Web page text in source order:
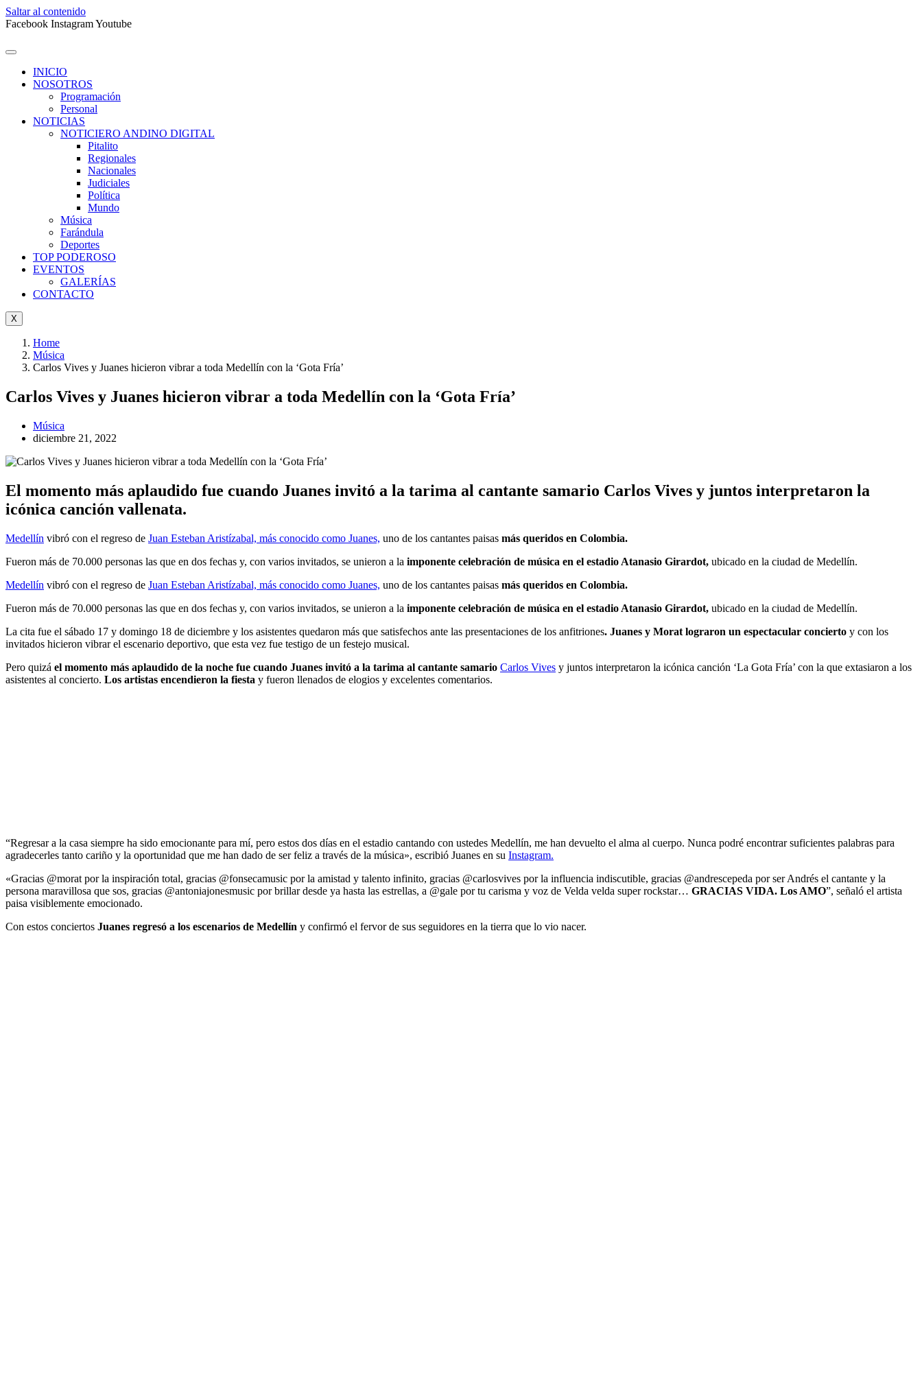
Saltar al contenido
Facebook InstagramYoutube
INICIO
NOSOTROS
Programación
Personal
NOTICIAS
NOTICIERO ANDINO DIGITAL
Pitalito
Regionales
Nacionales
Judiciales
Política
Mundo
Música
Farándula
Deportes
TOP PODEROSO
EVENTOS
GALERÍAS
CONTACTO
X
Home
Música
Carlos Vives y Juanes hicieron vibrar a toda Medellín con la ‘Gota Fría’
Carlos Vives y Juanes hicieron vibrar a toda Medellín con la ‘Gota Fría’
Música
diciembre 21, 2022
El momento más aplaudido fue cuando Juanes invitó a la tarima al cantante samario Carlos Vives y juntos interpretaron la
icónica canción vallenata.
Medellín vibró con el regreso de Juan Esteban Aristízabal, más conocido como Juanes, uno de los cantantes paisas más queridos en Colombia.
Fueron más de 70.000 personas las que en dos fechas y, con varios invitados, se unieron a la imponente celebración de música en el estadio Atanasio Girardot, ubicado en la ciudad de Medellín.
Medellín vibró con el regreso de Juan Esteban Aristízabal, más conocido como Juanes, uno de los cantantes paisas más queridos en Colombia.
Fueron más de 70.000 personas las que en dos fechas y, con varios invitados, se unieron a la imponente celebración de música en el estadio Atanasio Girardot, ubicado en la ciudad de Medellín.
La cita fue el sábado 17 y domingo 18 de diciembre y los asistentes quedaron más que satisfechos ante las presentaciones de los anfitriones. Juanes y Morat lograron un espectacular concierto y con los
invitados hicieron vibrar el escenario deportivo, que esta vez fue testigo de un festejo musical.
Pero quizá el momento más aplaudido de la noche fue cuando Juanes invitó a la tarima al cantante samario Carlos Vives y juntos interpretaron la icónica canción ‘La Gota Fría’ con la que extasiaron a los
asistentes al concierto. Los artistas encendieron la fiesta y fueron llenados de elogios y excelentes comentarios.
“Regresar a la casa siempre ha sido emocionante para mí, pero estos dos días en el estadio cantando con ustedes Medellín, me han devuelto el alma al cuerpo. Nunca podré encontrar suficientes palabras para
agradecerles tanto cariño y la oportunidad que me han dado de ser feliz a través de la música», escribió Juanes en su Instagram.
«Gracias @morat por la inspiración total, gracias @fonsecamusic por la amistad y talento infinito, gracias @carlosvives por la influencia indiscutible, gracias @andrescepeda por ser Andrés el cantante y la
persona maravillosa que sos, gracias @antoniajonesmusic por brillar desde ya hasta las estrellas, a @gale por tu carisma y voz de Velda velda super rockstar… GRACIAS VIDA. Los AMO”, señaló el artista
paisa visiblemente emocionado.
Con estos conciertos Juanes regresó a los escenarios de Medellín y confirmó el fervor de sus seguidores en la tierra que lo vio nacer.